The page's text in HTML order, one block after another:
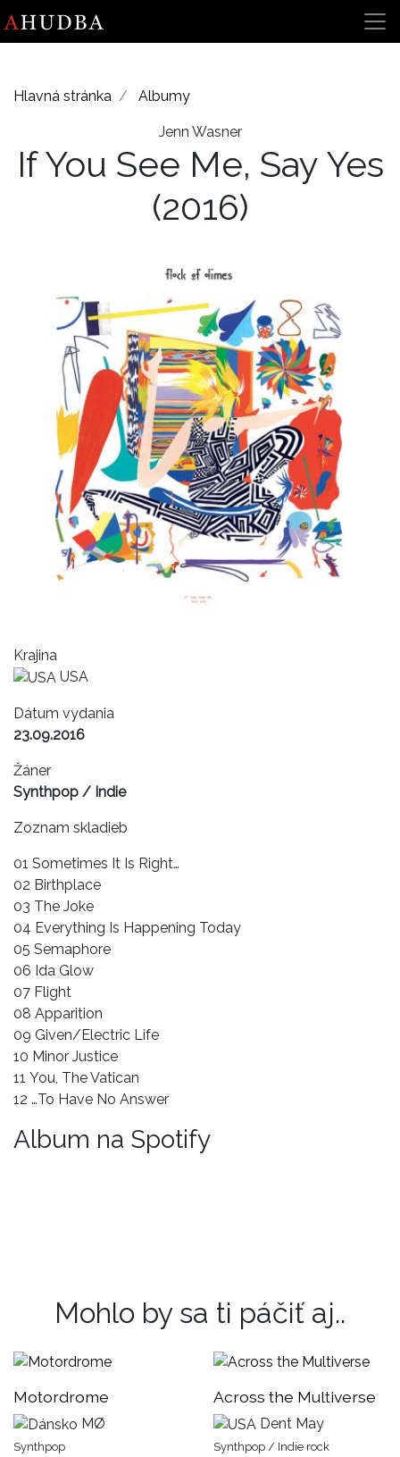
Hlavná stránka Albumy
Jenn Wasner
If You See Me, Say Yes
(2016)
Krajina
USA
Dátum vydania
23.09.2016
Žáner
Synthpop / Indie
Zoznam skladieb
01 Sometimes It Is Right…
02 Birthplace
03 The Joke
04 Everything Is Happening Today
05 Semaphore
06 Ida Glow
07 Flight
08 Apparition
09 Given/Electric Life
10 Minor Justice
11 You, The Vatican
12 …To Have No Answer
Album na Spotify
Mohlo by sa ti páčiť aj..
Motordrome
MØ
Synthpop
Across the Multiverse
Dent May
Synthpop / Indie rock